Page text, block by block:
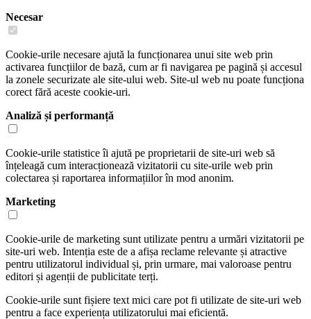
Necesar
Cookie-urile necesare ajută la funcționarea unui site web prin
activarea funcțiilor de bază, cum ar fi navigarea pe pagină și accesul
la zonele securizate ale site-ului web. Site-ul web nu poate funcționa
corect fără aceste cookie-uri.
Analiză și performanță
Cookie-urile statistice îi ajută pe proprietarii de site-uri web să
înțeleagă cum interacționează vizitatorii cu site-urile web prin
colectarea și raportarea informațiilor în mod anonim.
Marketing
Cookie-urile de marketing sunt utilizate pentru a urmări vizitatorii pe
site-uri web. Intenția este de a afișa reclame relevante și atractive
pentru utilizatorul individual și, prin urmare, mai valoroase pentru
editori și agenții de publicitate terți.
Cookie-urile sunt fișiere text mici care pot fi utilizate de site-uri web
pentru a face experiența utilizatorului mai eficientă.